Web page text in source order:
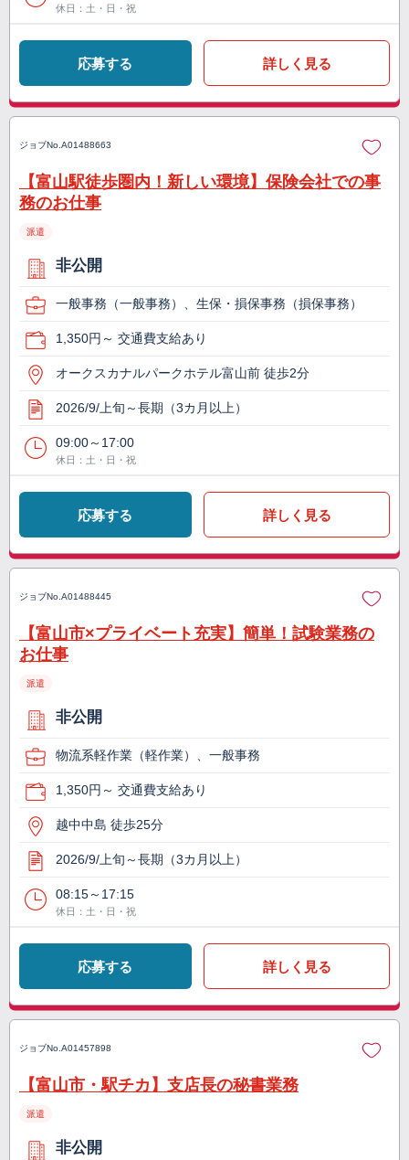
休日：土・日・祝
応募する 詳しく見る
ジョブNo. A01488663
【富山駅徒歩圏内！新しい環境】保険会社での事
務のお仕事
派遣
非公開
一般事務（一般事務）、生保・損保事務（損保事務）
1,350円～ 交通費支給あり
オークスカナルパークホテル富山前 徒歩2分
2026/9/上旬～長期（3カ月以上）
09:00～17:00
休日：土・日・祝
応募する 詳しく見る
ジョブNo. A01488445
【富山市×プライベート充実】簡単！試験業務の
お仕事
派遣
非公開
物流系軽作業（軽作業）、一般事務
1,350円～ 交通費支給あり
越中中島 徒歩25分
2026/9/上旬～長期（3カ月以上）
08:15～17:15
休日：土・日・祝
応募する 詳しく見る
ジョブNo. A01457898
【富山市・駅チカ】支店長の秘書業務
派遣
非公開